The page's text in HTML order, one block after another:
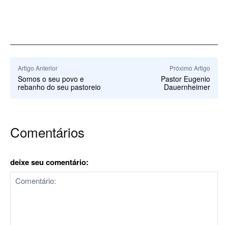
Artigo Anterior
Somos o seu povo e
rebanho do seu pastoreio
Próximo Artigo
Pastor Eugenio
Dauernheimer
Comentários
deixe seu comentário: